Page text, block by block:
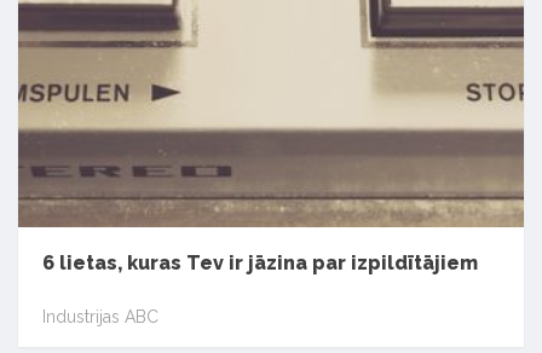
6 lietas, kuras Tev ir jāzina par izpildītājiem
Industrijas ABC